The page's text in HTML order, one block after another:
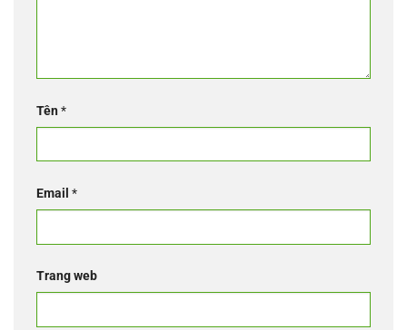
Tên*
Email *
Trang web